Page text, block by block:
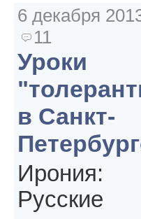
6 декабря
11
Уроки
в Санкт-
Ирония:
Русские